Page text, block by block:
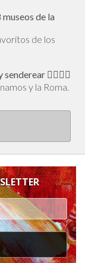
de la
de los
🕵🏻‍♂️✨
y la Roma.